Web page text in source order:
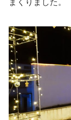
まくりました。